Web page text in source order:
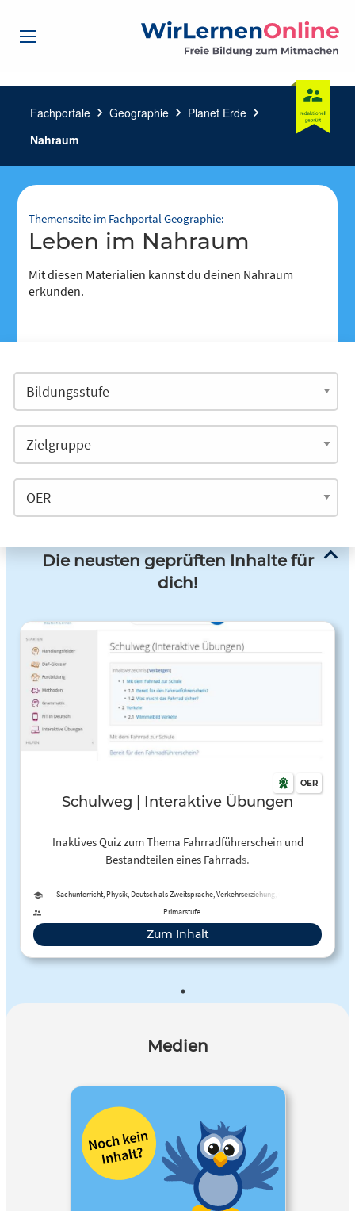
Fachportale chevron_right Geographie chevron_right Planet Erde chevron_right
Nahraum
Themenseite im Fachportal Geographie:
Leben im Nahraum
Mit diesen Materialien kannst du deinen Nahraum
erkunden.
Die neusten geprüften Inhalte für
dich!
OER
Schulweg | Interaktive Übungen
Inaktives Quiz zum Thema Fahrradführerschein und
Bestandteilen eines Fahrrads.
Sachunterricht, Physik, Deutsch als Zweitsprache, Verkehrserziehung, Geografie
Primarstufe
Zum Inhalt
Medien